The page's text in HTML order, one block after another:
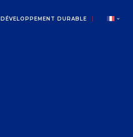
DÉVELOPPEMENT DURABLE